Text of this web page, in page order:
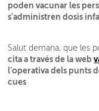
poden vacunar les
s'administren dosis
Salut demana, que les
cita a través de la web
l’operativa dels punts
cues